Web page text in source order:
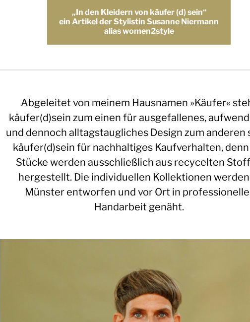
„In den Kleidern von käufer (d) sein“
ein Artikel der Stylistin Susanne Niermann
alias women2style
Abgeleitet von meinem Hausnamen »Käufer«
käufer(d)sein zum einen für ausgefallenes,
und dennoch alltagstaugliches Design zum anderen
käufer(d)sein für nachhaltiges Kaufverhalten,
Stücke werden ausschließlich aus recycelten
hergestellt. Die individuellen Kollektionen
Münster entworfen und vor Ort in
Handarbeit genäht.